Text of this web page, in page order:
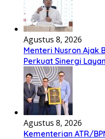
Agustus 8, 2026
Menteri Nusron Ajak
Perkuat Sinergi
Agustus 8, 2026
Kementerian ATR/